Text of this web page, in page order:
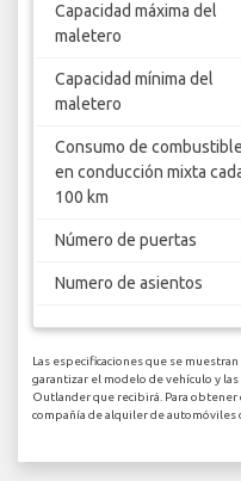
Capacidad máxima del
maletero
Capacidad mínima del
maletero
Consumo de combustible
en conducción mixta
100 km
Número de puertas
Numero de asientos
Las especificaciones que se
garantizar el modelo de vehículo y
Outlander que recibirá. Para
compañía de alquiler de automóviles